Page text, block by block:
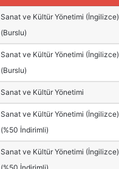
Sanat ve Kültür Yönetimi (İngilizce)
(Burslu)
Sanat ve Kültür Yönetimi (İngilizce)
(Burslu)
Sanat ve Kültür Yönetimi
Sanat ve Kültür Yönetimi (İngilizce)
(%50 İndirimli)
Sanat ve Kültür Yönetimi (İngilizce)